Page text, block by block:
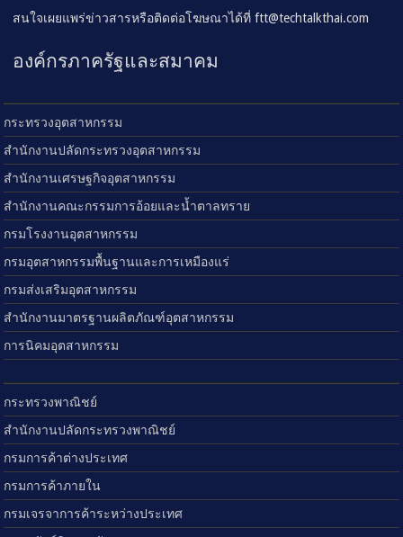
สนใจเผยแพร่ข่าวสารหรือติดต่อโฆษณาได้ที่ftt@techtalkthai.com
องค์กรภาครัฐและสมาคม
กระทรวงอุตสาหกรรม
สำนักงานปลัดกระทรวงอุตสาหกรรม
สำนักงานเศรษฐกิจอุตสาหกรรม
สำนักงานคณะกรรมการอ้อยและน้ำตาลทราย
กรมโรงงานอุตสาหกรรม
กรมอุตสาหกรรมพื้นฐานและการเหมืองแร่
กรมส่งเสริมอุตสาหกรรม
สำนักงานมาตรฐานผลิตภัณฑ์อุตสาหกรรม
การนิคมอุตสาหกรรม
กระทรวงพาณิชย์
สำนักงานปลัดกระทรวงพาณิชย์
กรมการค้าต่างประเทศ
กรมการค้าภายใน
กรมเจรจาการค้าระหว่างประเทศ